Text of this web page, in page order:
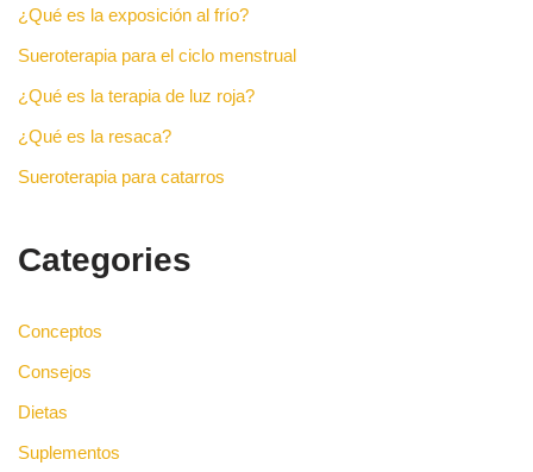
¿Qué es la exposición al frío?
Sueroterapia para el ciclo menstrual
¿Qué es la terapia de luz roja?
¿Qué es la resaca?
Sueroterapia para catarros
Categories
Conceptos
Consejos
Dietas
Suplementos